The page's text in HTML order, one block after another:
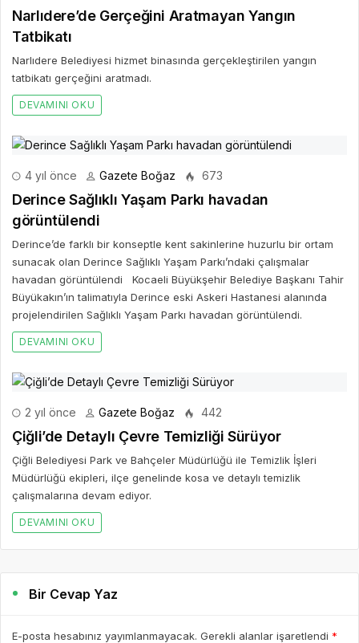
Narlıdere’de Gerçeğini Aratmayan Yangın
Tatbikatı
Narlıdere Belediyesi hizmet binasında gerçekleştirilen yangın
tatbikatı gerçeğini aratmadı.
DEVAMINI OKU
4 yıl önce Gazete Boğaz 673
Derince Sağlıklı Yaşam Parkı havadan
görüntülendi
Derince’de farklı bir konseptle kent sakinlerine huzurlu bir ortam
sunacak olan Derince Sağlıklı Yaşam Parkı’ndaki çalışmalar
havadan görüntülendi Kocaeli Büyükşehir Belediye Başkanı Tahir
Büyükakın’ın talimatıyla Derince eski Askeri Hastanesi alanında
projelendirilen Sağlıklı Yaşam Parkı havadan görüntülendi.
DEVAMINI OKU
2 yıl önce Gazete Boğaz 442
Çiğli’de Detaylı Çevre Temizliği Sürüyor
Çiğli Belediyesi Park ve Bahçeler Müdürlüğü ile Temizlik İşleri
Müdürlüğü ekipleri, ilçe genelinde kosa ve detaylı temizlik
çalışmalarına devam ediyor.
DEVAMINI OKU
Bir Cevap Yaz
E-posta hesabınız yayımlanmayacak. Gerekli alanlar işaretlendi *